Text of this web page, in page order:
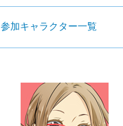
参加キャラクター一覧